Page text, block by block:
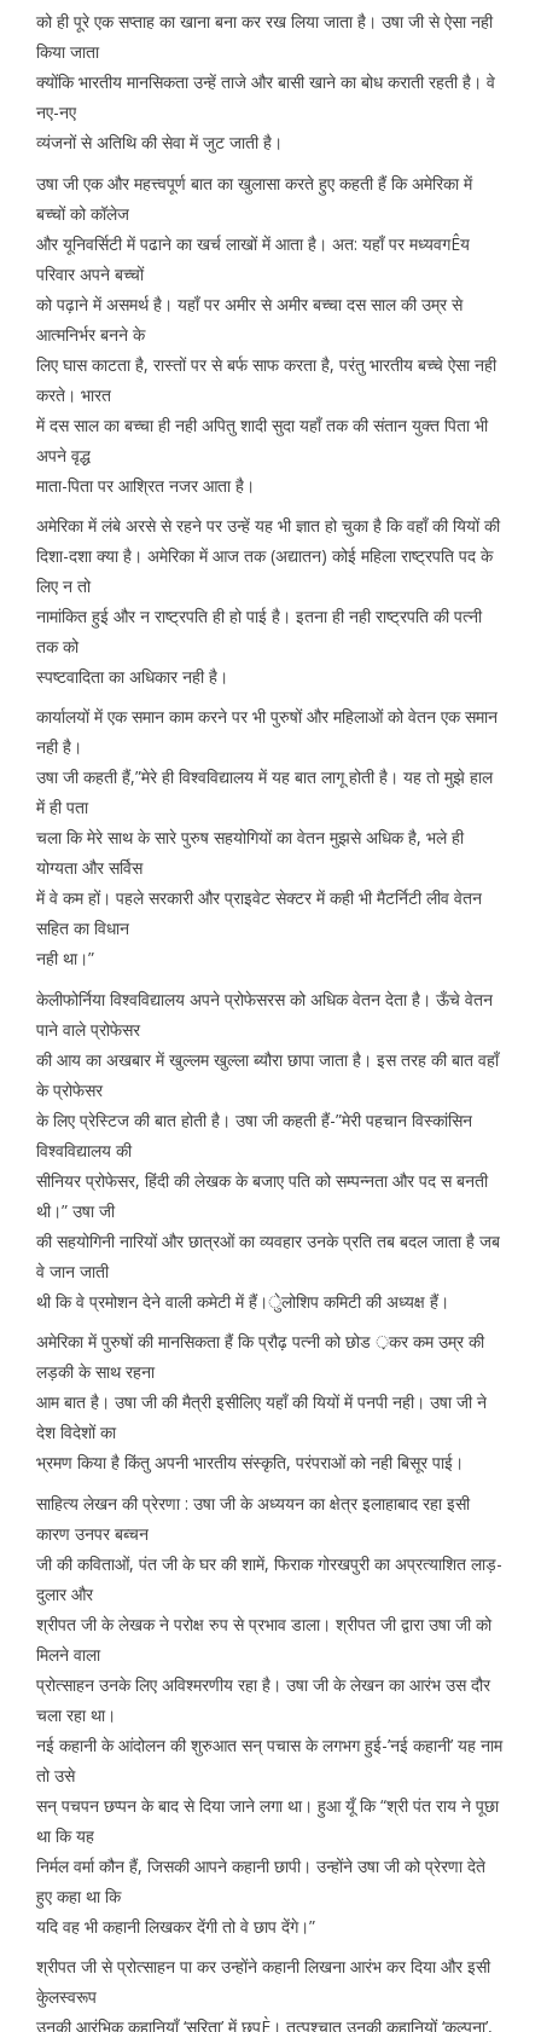
को ही पूरे एक सप्ताह का खाना बना कर रख लिया जाता है। उषा जी से ऐसा नही
किया जाता
क्योंकि भारतीय मानसिकता उन्हें ताजे और बासी खाने का बोध कराती रहती है। वे
नए-नए
व्यंजनों से अतिथि की सेवा में जुट जाती है।
उषा जी एक और महत्त्वपूर्ण बात का खुलासा करते हुए कहती हैं कि अमेरिका में
बच्चों को कॉलेज
और यूनिवर्सिटी में पढाने का खर्च लाखों में आता है। अत: यहाँ पर मध्यवगÊय
परिवार अपने बच्चों
को पढ़ाने में असमर्थ है। यहाँ पर अमीर से अमीर बच्चा दस साल की उम्र से
आत्मनिर्भर बनने के
लिए घास काटता है, रास्तों पर से बर्फ साफ करता है, परंतु भारतीय बच्चे ऐसा नही
करते। भारत
में दस साल का बच्चा ही नही अपितु शादी सुदा यहाँ तक की संतान युक्त पिता भी
अपने वृद्ध
माता-पिता पर आश्रित नजर आता है।
अमेरिका में लंबे अरसे से रहने पर उन्हें यह भी ज्ञात हो चुका है कि वहाँ की यियों की
दिशा-दशा क्या है। अमेरिका में आज तक (अद्यातन) कोई महिला राष्ट्रपति पद के
लिए न तो
नामांकित हुई और न राष्ट्रपति ही हो पाई है। इतना ही नही राष्ट्रपति की पत्नी
तक को
स्पष्टवादिता का अधिकार नही है।
कार्यालयों में एक समान काम करने पर भी पुरुषों और महिलाओं को वेतन एक समान
नही है।
उषा जी कहती हैं,”मेरे ही विश्वविद्यालय में यह बात लागू होती है। यह तो मुझे हाल
में ही पता
चला कि मेरे साथ के सारे पुरुष सहयोगियों का वेतन मुझसे अधिक है, भले ही
योग्यता और सर्विस
में वे कम हों। पहले सरकारी और प्राइवेट सेक्टर में कही भी मैटर्निटी लीव वेतन
सहित का विधान
नही था।”
केलीफोर्निया विश्वविद्यालय अपने प्रोफेसरस को अधिक वेतन देता है। ऊँचे वेतन
पाने वाले प्रोफेसर
की आय का अखबार में खुल्लम खुल्ला ब्यौरा छापा जाता है। इस तरह की बात वहाँ
के प्रोफेसर
के लिए प्रेस्टिज की बात होती है। उषा जी कहती हैं-”मेरी पहचान विस्कांसिन
विश्वविद्यालय की
सीनियर प्रोफेसर, हिंदी की लेखक के बजाए पति को सम्पन्नता और पद स बनती
थी।” उषा जी
की सहयोगिनी नारियों और छात्रओं का व्यवहार उनके प्रति तब बदल जाता है जब
वे जान जाती
थी कि वे प्रमोशन देने वाली कमेटी में हैं।ुेलोशिप कमिटी की अध्यक्ष हैं।
अमेरिका में पुरुषों की मानसिकता हैं कि प्रौढ़ पत्नी को छोड ़कर कम उम्र की
लड़की के साथ रहना
आम बात है। उषा जी की मैत्री इसीलिए यहाँ की यियों में पनपी नही। उषा जी ने
देश विदेशों का
भ्रमण किया है किंतु अपनी भारतीय संस्कृति, परंपराओं को नही बिसूर पाई।
साहित्य लेखन की प्रेरणा : उषा जी के अध्ययन का क्षेत्र इलाहाबाद रहा इसी
कारण उनपर बब्चन
जी की कविताओं, पंत जी के घर की शामें, फिराक गोरखपुरी का अप्रत्याशित लाड़-
दुलार और
श्रीपत जी के लेखक ने परोक्ष रुप से प्रभाव डाला। श्रीपत जी द्वारा उषा जी को
मिलने वाला
प्रोत्साहन उनके लिए अविश्मरणीय रहा है। उषा जी के लेखन का आरंभ उस दौर
चला रहा था।
नई कहानी के आंदोलन की शुरुआत सन् पचास के लगभग हुई-’नई कहानी’ यह नाम
तो उसे
सन् पचपन छप्पन के बाद से दिया जाने लगा था। हुआ यूँ कि “श्री पंत राय ने पूछा
था कि यह
निर्मल वर्मा कौन हैं, जिसकी आपने कहानी छापी। उन्होंने उषा जी को प्रेरणा देते
हुए कहा था कि
यदि वह भी कहानी लिखकर देंगी तो वे छाप देंगे।”
श्रीपत जी से प्रोत्साहन पा कर उन्होंने कहानी लिखना आरंभ कर दिया और इसी
केुलस्वरूप
उनकी आरंभिक कहानियाँ ‘सरिता’ में छपÈ। तत्पश्चात् उनकी कहानियों ‘कल्पना’,